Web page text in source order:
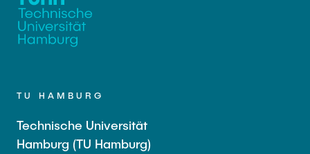
TU HAMBURG
Technische Universität
Hamburg (TU Hamburg)